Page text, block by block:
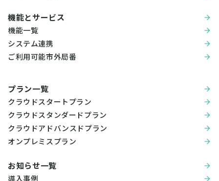
機能とサービス
機能一覧
システム連携
ご利用可能市外局番
プラン一覧
クラウドスタートプラン
クラウドスタンダードプラン
クラウドアドバンスドプラン
オンプレミスプラン
お知らせ一覧
導入事例